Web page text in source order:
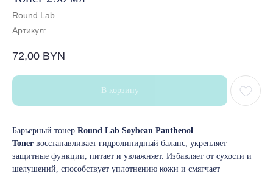
Round Lab
Артикул:
72,00 BYN
В корзину
Барьерный тонер Round Lab Soybean Panthenol
Toner восстанавливает гидролипидный баланс, укрепляет
защитные функции, питает и увлажняет. Избавляет от сухости и
шелушений, способствует уплотнению кожи и смягчает